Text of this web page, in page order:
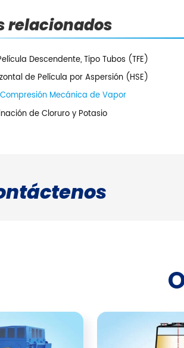
relacionados
Descendente, Tipo Tubos (TFE)
de Película por Aspersión (HSE)
Mecánica de Vapor
de Cloruro y Potasio